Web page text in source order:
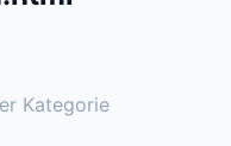
Kategorie